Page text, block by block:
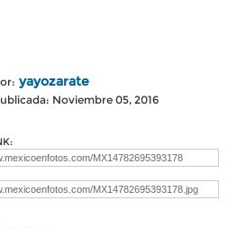
yayozarate
Noviembre 05, 2016